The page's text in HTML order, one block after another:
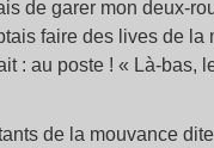
de garer mon deux-
faire des lives de la
: au poste ! « Là-bas,
de la mouvance